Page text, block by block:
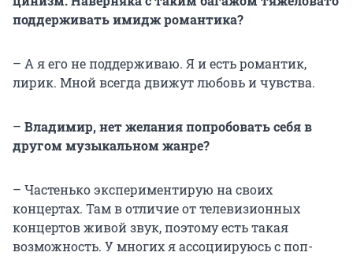
поддерживать имидж романтика?
– А я его не поддерживаю. Я и есть романтик,
лирик. Мной всегда движут любовь и чувства.
– Владимир, нет желания попробовать себя в
другом музыкальном жанре?
– Частенько экспериментирую на своих
концертах. Там в отличие от телевизионных
концертов живой звук, поэтому есть такая
возможность. У многих я ассоциируюсь с поп-